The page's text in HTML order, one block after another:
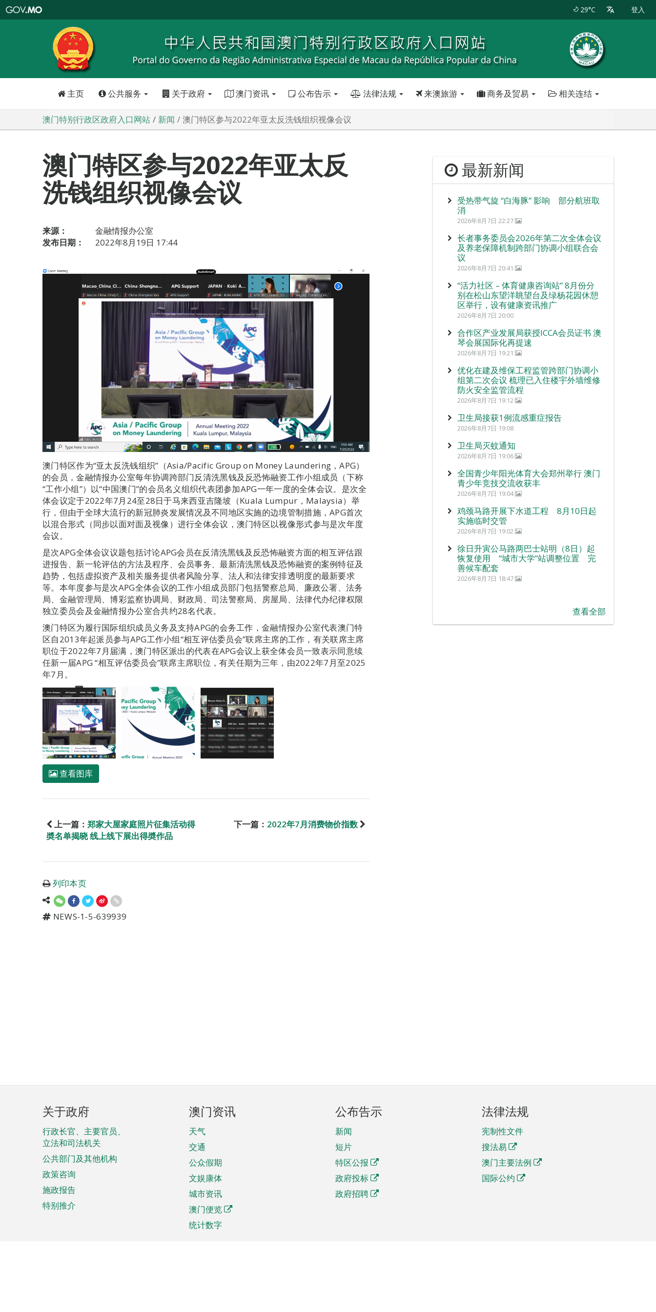
特
政
区
政
口
29°C 登入
主页 公共服务 关于政府 澳门资讯 公布告示 法律法规 来澳旅游 商务及贸易 相关连结
澳门特别行政区政府入口网站 新闻 澳门特区参与2022年亚太反洗钱组织视像会议
澳门特区参与2022年亚太反
洗钱组织视像会议
来源：
金融情报办公室
发布日期：
2022年8月19日 17:44
澳门特区作为“亚太反洗钱组织”（Asia/Pacific Group on Money Laundering，APG）
的会员，金融情报办公室每年协调跨部门反清洗黑钱及反恐怖融资工作小组成员（下称
“工作小组”）以“中国澳门”的会员名义组织代表团参加APG一年一度的全体会议。是次全
体会议定于2022年7月24至28日于马来西亚吉隆坡（Kuala Lumpur，Malaysia）举
行，但由于全球大流行的新冠肺炎发展情况及不同地区实施的边境管制措施，APG首次
以混合形式（同步以面对面及视像）进行全体会议，澳门特区以视像形式参与是次年度
会议。
是次APG全体会议议题包括讨论APG会员在反清洗黑钱及反恐怖融资方面的相互评估跟
进报告、新一轮评估的方法及程序、会员事务、最新清洗黑钱及恐怖融资的案例特征及
趋势，包括虚拟资产及相关服务提供者风险分享、法人和法律安排透明度的最新要求
等。本年度参与是次APG全体会议的工作小组成员部门包括警察总局、廉政公署、法务
局、金融管理局、博彩监察协调局、财政局、司法警察局、房屋局、法律代办纪律权限
独立委员会及金融情报办公室合共约28名代表。
澳门特区为履行国际组织成员义务及支持APG的会务工作，金融情报办公室代表澳门特
区自2013年起派员参与APG工作小组“相互评估委员会”联席主席的工作，有关联席主席
职位于2022年7月届满，澳门特区派出的代表在APG会议上获全体会员一致表示同意续
任新一届APG “相互评估委员会”联席主席职位，有关任期为三年，由2022年7月至2025
年7月。
查看图库
上一篇： 郑家大屋家庭照片征集活动得
奬名单揭晓 线上线下展出得奬作品
下一篇： 2022年7月消费物价指数
列印本页
NEWS-1-5-639939
最新新闻
受热带气旋 “白海豚” 影响 部分航班取
消
2026年8月7日 22:27
长者事务委员会2026年第二次全体会议
及养老保障机制跨部门协调小组联合会
议
2026年8月7日 20:41
“活力社区 – 体育健康咨询站” 8月份分
别在松山东望洋眺望台及绿杨花园休憩
区举行，设有健康资讯推广
2026年8月7日 20:00
合作区产业发展局获授ICCA会员证书 澳
琴会展国际化再提速
2026年8月7日 19:21
优化在建及维保工程监管跨部门协调小
组第二次会议 梳理已入住楼宇外墙维修
防火安全监管流程
2026年8月7日 19:12
卫生局接获1例流感重症报告
2026年8月7日 19:08
卫生局灭蚊通知
2026年8月7日 19:06
全国青少年阳光体育大会郑州举行 澳门
青少年竞技交流收获丰
2026年8月7日 19:04
鸡颈马路开展下水道工程 8月10日起
实施临时交管
2026年8月7日 19:02
徐日升寅公马路两巴士站明（8日）起
恢复使用 “城市大学”站调整位置 完
善候车配套
2026年8月7日 18:47
查看全部
页
脚
菜
单
关于政府
行政长官、主要官员、
立法和司法机关
公共部门及其他机构
政策咨询
施政报告
特别推介
澳门资讯
天气
交通
公众假期
文娱康体
城市资讯
澳门便览
统计数字
公布告示
新闻
短片
特区公报
政府投标
政府招聘
法律法规
宪制性文件
搜法易
澳门主要法例
国际公约